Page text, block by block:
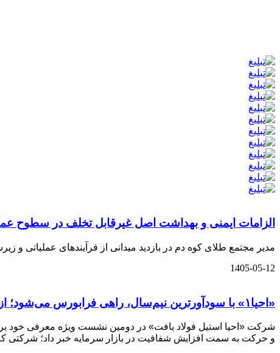
الزامات ایمنی و بهداشت اصل غیرقابل تخلف در سطوح
مدیر مجتمع طلای کوه دم در بازدید میدانی از فرآیندهای عملیاتی
1405-05-12
«احیا۱» با سودآورترین نیم‌سال، راهی فرابورس می‌شود؛ از رکورد تولید تا شفافیت در بازار سرمایه
و حرکت به سمت افزایش شفافیت در بازار سرمایه خبر داد؛ شرکتی که